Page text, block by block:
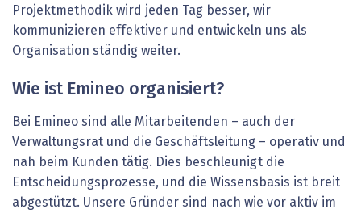
Projektmethodik wird jeden Tag besser, wir
kommunizieren effektiver und entwickeln uns als
Organisation ständig weiter.
Wie ist Emineo organisiert?
Bei Emineo sind alle Mitarbeitenden – auch der
Verwaltungsrat und die Geschäftsleitung – operativ und
nah beim Kunden tätig. Dies beschleunigt die
Entscheidungsprozesse, und die Wissensbasis ist breit
abgestützt. Unsere Gründer sind nach wie vor aktiv im